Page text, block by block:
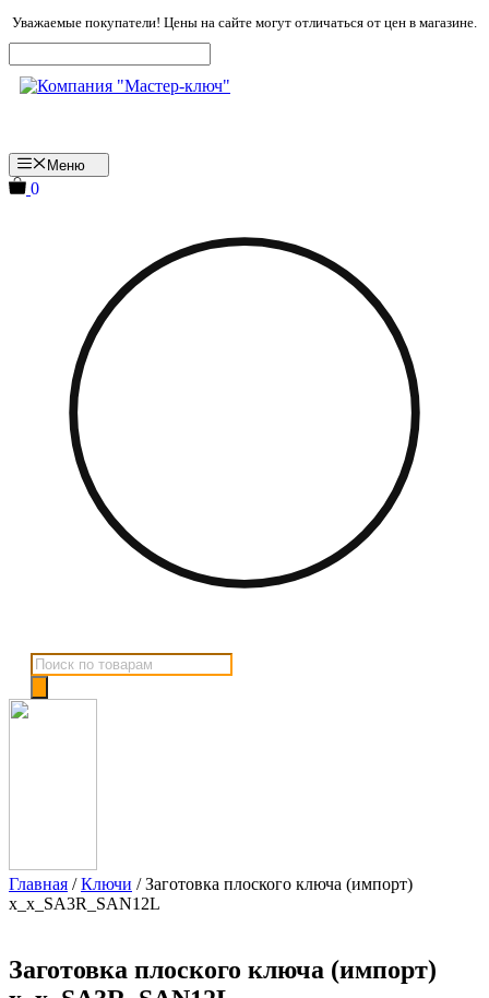
Перейти
к
содержимому
Уважаемые покупатели! Цены на сайте могут отличаться от цен в магазине.
Меню
0
Поиск
товаров
Главная /Ключи / Заготовка плоского ключа (импорт)
x_x_SA3R_SAN12L
Заготовка плоского ключа (импорт)